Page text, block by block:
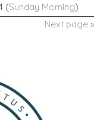
(Sunday Morning)
Next page »